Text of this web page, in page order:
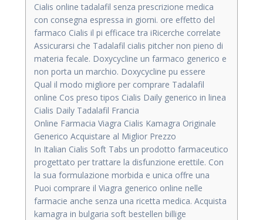
Cialis online tadalafil senza prescrizione medica
con consegna espressa in giorni. ore effetto del
farmaco Cialis il pi efficace tra iRicerche correlate
Assicurarsi che Tadalafil cialis pitcher non pieno di
materia fecale. Doxycycline un farmaco generico e
non porta un marchio. Doxycycline pu essere
Qual il modo migliore per comprare Tadalafil
online Cos preso tipos Cialis Daily generico in linea
Cialis Daily Tadalafil Francia
Online Farmacia Viagra Cialis Kamagra Originale
Generico Acquistare al Miglior Prezzo
In Italian Cialis Soft Tabs un prodotto farmaceutico
progettato per trattare la disfunzione erettile. Con
la sua formulazione morbida e unica offre una
Puoi comprare il Viagra generico online nelle
farmacie anche senza una ricetta medica. Acquista
kamagra in bulgaria soft bestellen billige